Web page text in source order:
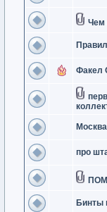
Чем
Факел
про
Бинты